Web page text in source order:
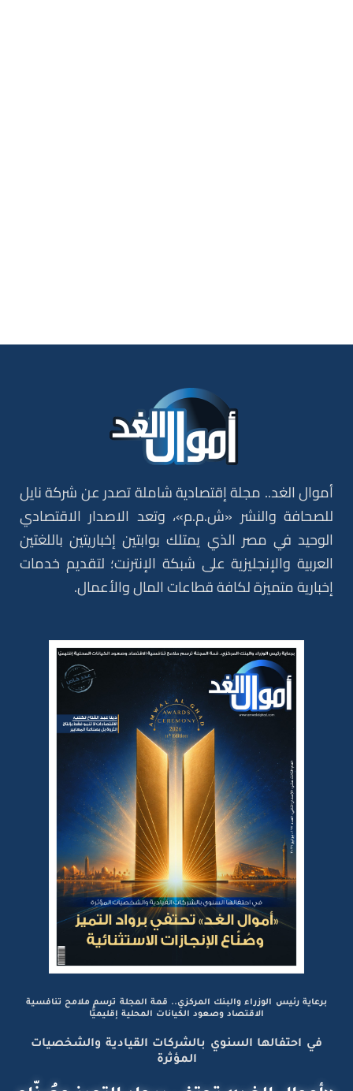
أموال الغد.. مجلة إقتصادية شاملة تصدر عن شركة نايل
للصحافة والنشر «ش.م.م»، وتعد الاصدار الاقتصادي
الوحيد في مصر الذي يمتلك بوابتين إخباريتين باللغتين
العربية والإنجليزية على شبكة الإنترنت؛ لتقديم خدمات
إخبارية متميزة لكافة قطاعات المال والأعمال.
برعاية رئيس الوزراء والبنك المركزي.. قمة المجلة ترسم ملامح تنافسية
الاقتصاد وصعود الكيانات المحلية إقليميًّا
في احتفالها السنوي بالشركات القيادية والشخصيات
المؤثرة